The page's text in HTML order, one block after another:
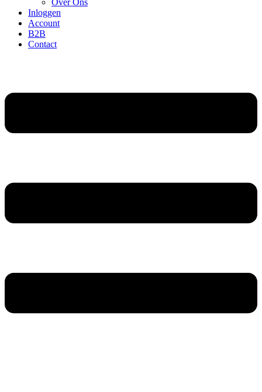
Inloggen
Account
B2B
Contact